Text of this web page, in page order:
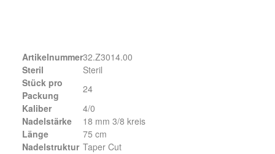
Artikelnummer32.Z3014.00
Steril
Steril
Stück pro
Packung
24
Kaliber
4/0
Nadelstärke
18 mm 3/8 kreis
Länge
75 cm
Nadelstruktur Taper Cut